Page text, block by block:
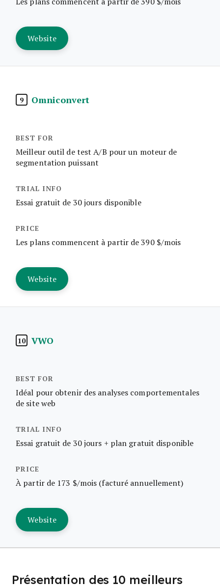
Website
9 Omniconvert
Meilleur outil de test A/B pour un moteur de
segmentation puissant
Essai gratuit de 30 jours disponible
Les plans commencent à partir de 390 $/mois
Website
10 VWO
Idéal pour obtenir des analyses comportementales
de site web
Essai gratuit de 30 jours + plan gratuit disponible
À partir de 173 $/mois (facturé annuellement)
Website
Présentation des 10 meilleurs